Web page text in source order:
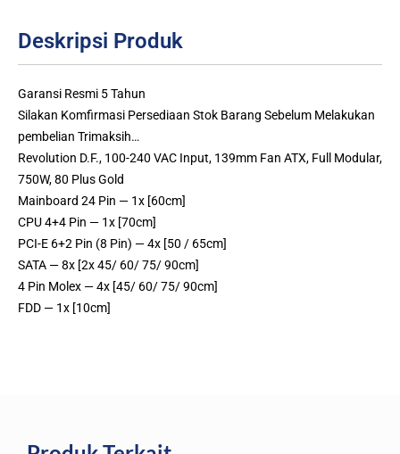
Deskripsi Produk
Garansi Resmi 5 Tahun
Silakan Komfirmasi Persediaan Stok Barang Sebelum Melakukan
pembelian Trimaksih…
Revolution D.F., 100-240 VAC Input, 139mm Fan ATX, Full Modular,
750W, 80 Plus Gold
Mainboard 24 Pin — 1x [60cm]
CPU 4+4 Pin — 1x [70cm]
PCI-E 6+2 Pin (8 Pin) — 4x [50 / 65cm]
SATA — 8x [2x 45/ 60/ 75/ 90cm]
4 Pin Molex — 4x [45/ 60/ 75/ 90cm]
FDD — 1x [10cm]